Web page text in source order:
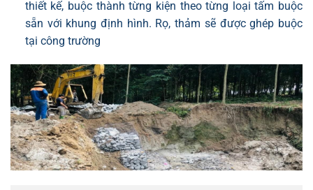
thiết kế, buộc thành từng kiện theo từng loại tấm buộc
sẵn với khung định hình. Rọ, thảm sẽ được ghép buộc
tại công trường